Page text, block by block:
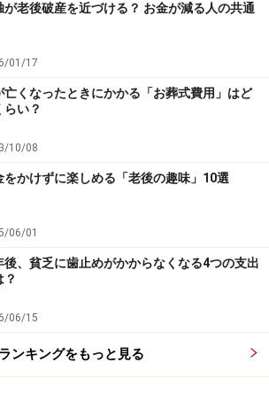
で、旅行やレジャー、リフォーム代、
ど。
け国債などで
、10年以上先の老後資金、子どもや
。
ので、株式や投資信託、外貨預金な
討 していきましょう。
・積立・分散」です。また有利な資
「税金をいかに抑えるか」が大事で
が老後破産を近づける？ お金が減る人の共通
01/17
亡くなったときにかかる「お葬式費用」はど
らい？
10/08
をかけずに楽しめる「老後の趣味」10選
06/01
後、貧乏に歯止めがかからなくなる4つの支出
？
06/15
ランキングをもっと見る